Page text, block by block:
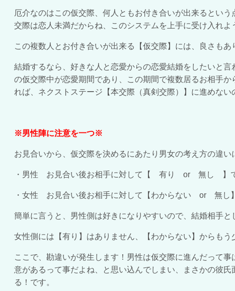
厄介なのはこの仮交際、何人ともお付き合いが出来るとい
交際は恋人未満だからね、このシステムを上手に受け入れよ
この複数人とお付き合いが出来る【仮交際】には、良さもあ
結婚するなら、好きな人と恋愛からの恋愛結婚をしたいと
の仮交際中が恋愛期間であり、この期間で複数居るお相手
れば、ネクストステージ【本交際（真剣交際）】に進めない
※男性陣に注意を一つ※
お見合いから、仮交際を決めるにあたり男女の考え方の違い
・男性 お見合い後お相手に対して【 有り or 無し 】で
・女性 お見合い後お相手に対して【わからない or 無し
簡単に言うと、男性側は好きになりやすいので、結婚相手
女性側には【有り】はありません、【わからない】からもう
ここで、勘違いが発生します！男性は仮交際に進んだって
意があるって事だよね、と思い込んでしまい、まさかの彼
る！です。